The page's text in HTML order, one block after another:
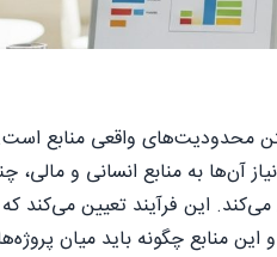
محدودیت‌های واقعی منابع است.
آن‌ها به منابع انسانی و مالی،
این فرآیند تعیین می‌کند که
منابع چگونه باید میان